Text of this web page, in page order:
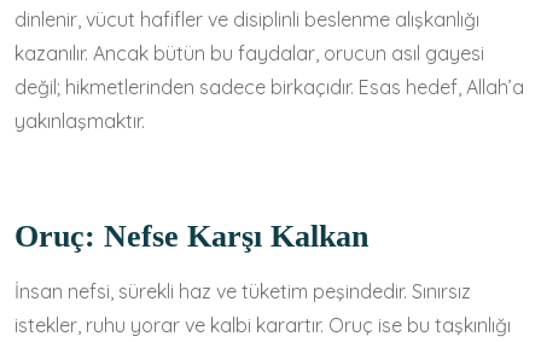
dinlenir, vücut hafifler ve disiplinli beslenme alışkanlığı
kazanılır. Ancak bütün bu faydalar, orucun asıl gayesi
değil; hikmetlerinden sadece birkaçıdır. Esas hedef, Allah’a
yakınlaşmaktır.
Oruç: Nefse Karşı Kalkan
İnsan nefsi, sürekli haz ve tüketim peşindedir. Sınırsız
istekler, ruhu yorar ve kalbi karartır. Oruç ise bu taşkınlığı